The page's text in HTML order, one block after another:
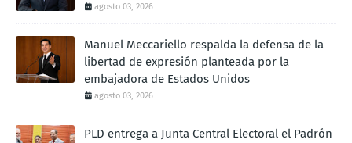
agosto 03, 2026
Manuel Meccariello respalda la defensa de la
libertad de expresión planteada por la
embajadora de Estados Unidos
agosto 03, 2026
PLD entrega a Junta Central Electoral el Padrón